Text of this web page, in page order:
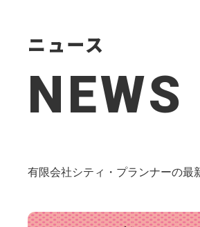
ニュース
NEWS
有限会社シティ・プランナーの最